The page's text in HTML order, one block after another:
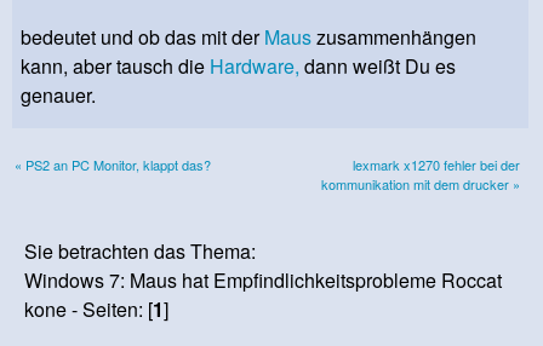
bedeutet und ob das mit derMauszusammenhängen
kann, aber tausch die Hardware, dann weißt Du es
genauer.
« PS2 an PC Monitor, klappt das?
lexmark x1270 fehler bei der
kommunikation mit dem drucker »
Sie betrachten das Thema:
Windows 7: Maus hat Empfindlichkeitsprobleme Roccat
kone - Seiten: [1]